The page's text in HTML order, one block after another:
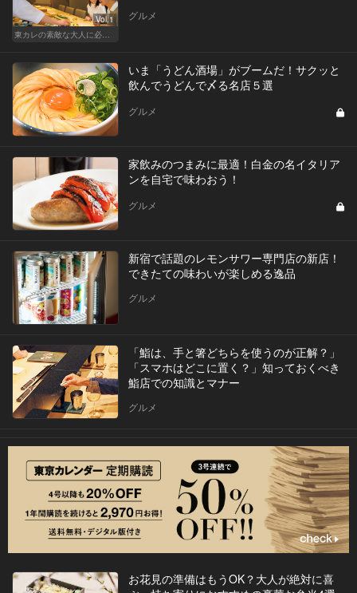
Vol.1
東カレの素敵な大人に必要なこと
グルメ
いま「うどん酒場」がブームだ！サクッと
飲んでうどんで〆る名店５選
グルメ
家飲みのつまみに最適！白金の名イタリア
ンを自宅で味わおう！
グルメ
新宿で話題のレモンサワー専門店の新店！
できたての味わいが楽しめる逸品
グルメ
「鮨は、手と箸どちらを使うのが正解？」
「スマホはどこに置く？」知っておくべき
鮨店での知識とマナー
グルメ
お花見の準備はもうOK？大人が絶対に喜